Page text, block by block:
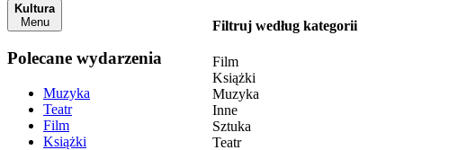
Kultura
Menu
Polecane wydarzenia
Muzyka
Teatr
Film
Książki
Filtruj według kategorii
Film
Książki
Muzyka
Inne
Sztuka
Teatr